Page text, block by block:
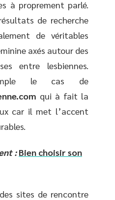
à proprement parlé.
de recherche
de véritables
axés autour des
entre lesbiennes.
le cas de
qui à fait la
car il met l’accent
: Bien choisir son
sites de rencontre